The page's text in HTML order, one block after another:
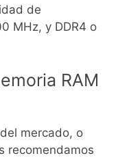
de
MHz, y DDR4 o
RAM
mercado, o
recomendamos